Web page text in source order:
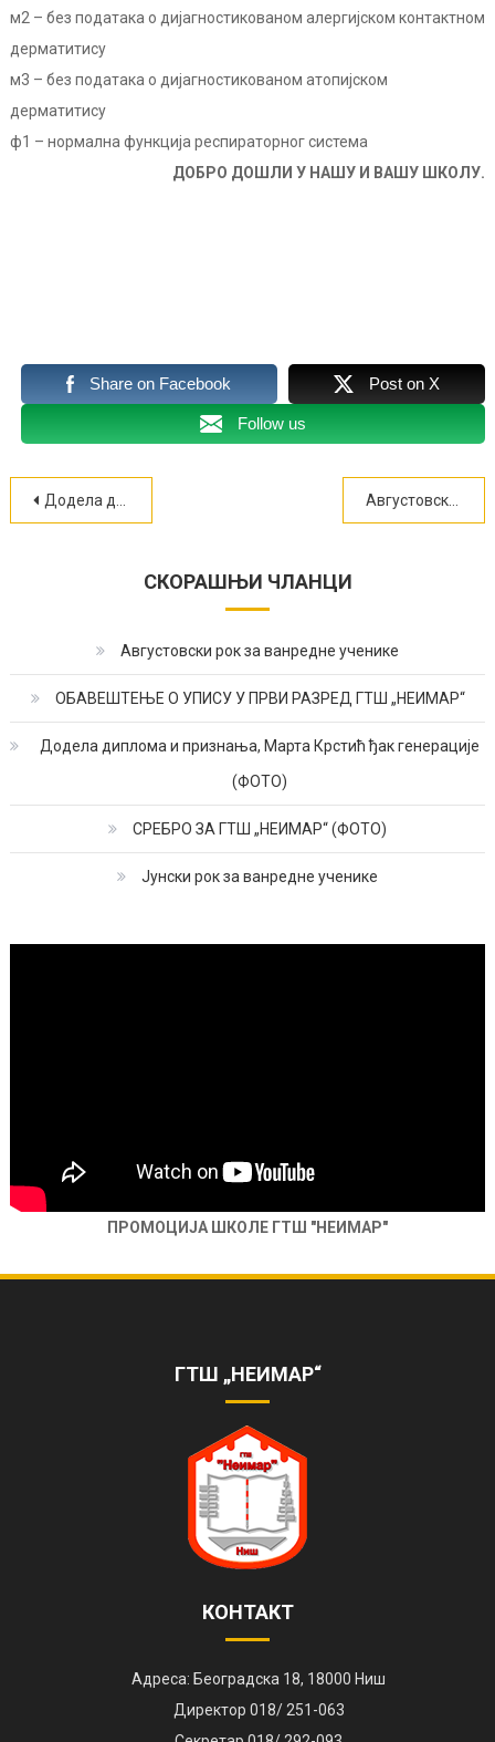
м2 – без података о дијагностикованом алергијском контактном
дерматитису
м3 – без података о дијагностикованом атопијском
дерматитису
ф1 – нормална функција респираторног система
ДОБРО ДОШЛИ У НАШУ И ВАШУ ШКОЛУ.
Share on Facebook Post on X
Follow us
Кретање
Додела диплома и признања, Марта Крстић ђак генерације (ФОТО)
СКОРАШЊИ ЧЛАНЦИ
Августовски рок за ванредне ученике
ОБАВЕШТЕЊЕ О УПИСУ У ПРВИ РАЗРЕД ГТШ „НЕИМАР“
Додела диплома и признања, Марта Крстић ђак генерације
(ФОТО)
СРЕБРО ЗА ГТШ „НЕИМАР“ (ФОТО)
Јунски рок за ванредне ученике
ПРОМОЦИЈА ШКОЛЕ ГТШ "НЕИМАР"
ZVANI%C4%8CNIKANAL
ГТШ „НЕИМАР“
КОНТАКТ
Адреса: Београдска 18, 18000 Ниш
Директор 018/ 251-063